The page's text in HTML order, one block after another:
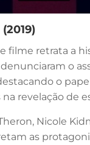
filme retrata a
o
o
revelação de
Nicole
as